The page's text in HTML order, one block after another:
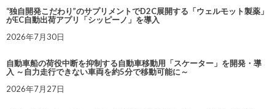
“独自開発こだわり”のサプリメントでD2C展開する「ウェルモット製薬」
がEC自動出荷アプリ「シッピーノ」を導入
2026年7月30日
自動車船の荷役中断を抑制する自動車移動用「スケーター」を開発・導
入 ～自力走行できない車両を約5分で移動可能に～
2026年7月27日